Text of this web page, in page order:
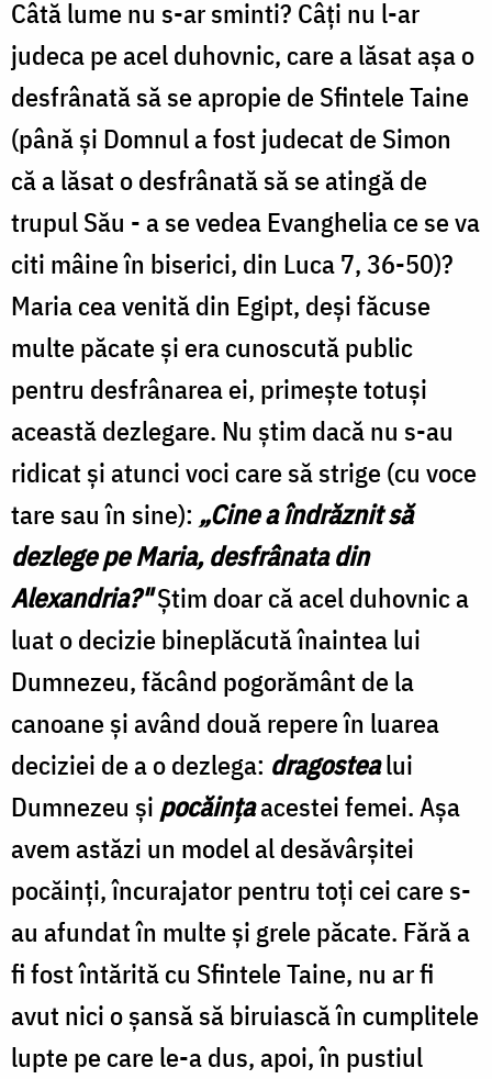
Câtă lume nu s-ar sminti? Câţi nu l-ar
judeca pe acel duhovnic, care a lăsat aşa o
desfrânată să se apropie de Sfintele Taine
(până şi Domnul a fost judecat de Simon
că a lăsat o desfrânată să se atingă de
trupul Său - a se vedea Evanghelia ce se va
citi mâine în biserici, din Luca 7, 36-50)?
Maria cea venită din Egipt, deşi făcuse
multe păcate şi era cunoscută public
pentru desfrânarea ei, primeşte totuşi
această dezlegare. Nu ştim dacă nu s-au
ridicat şi atunci voci care să strige (cu voce
tare sau în sine): „Cine a îndrăznit să
dezlege pe Maria, desfrânata din
Alexandria?"Ştim doar că acel duhovnic a
luat o decizie bineplăcută înaintea lui
Dumnezeu, făcând pogorământ de la
canoane şi având două repere în luarea
deciziei de a o dezlega: dragostealui
Dumnezeu şi pocăinţaacestei femei. Aşa
avem astăzi un model al desăvârşitei
pocăinţi, încurajator pentru toţi cei care s-
au afundat în multe şi grele păcate. Fără a
fi fost întărită cu Sfintele Taine, nu ar fi
avut nici o şansă să biruiască în cumplitele
lupte pe care le-a dus, apoi, în pustiul